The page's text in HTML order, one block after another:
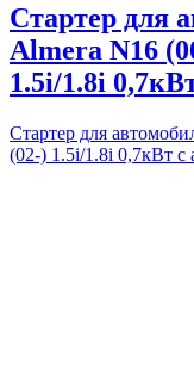
Стартер для
Almera N16
1.5i/1.8i
Стартер для
(02-) 1.5i/1.8i 0,7кВт с